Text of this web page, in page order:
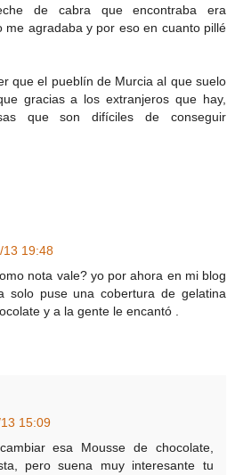
de cabra que encontraba era
me agradaba y por eso en cuanto pillé
que el pueblín de Murcia al que suelo
gracias a los extranjeros que hay,
que son difíciles de conseguir
13 19:48
nota vale? yo por ahora en mi blog
solo puse una cobertura de gelatina
y a la gente le encantó .
15:09
esa Mousse de chocolate,
pero suena muy interesante tu